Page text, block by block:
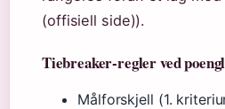
(offisiell side)).
Tiebreaker-regler ved
Målforskjell (1.